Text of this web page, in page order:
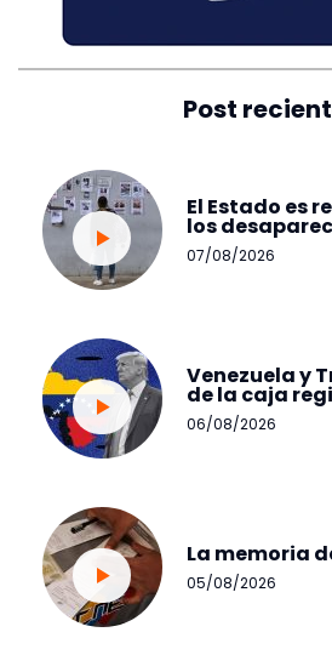
Post
El Estado es
los
07/08/2026
Venezuela y
de la caja
06/08/2026
La memoria
05/08/2026